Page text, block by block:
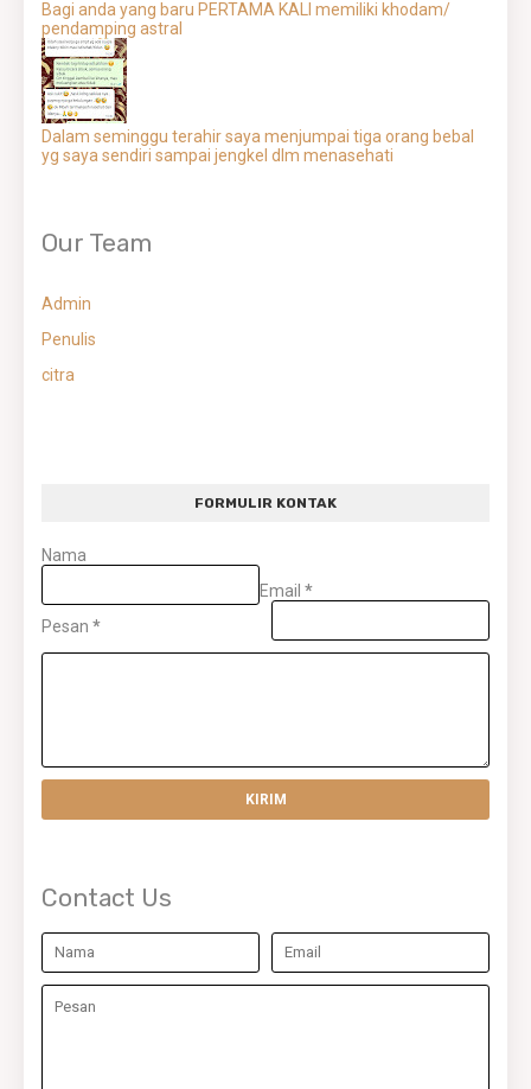
Bagi anda yang baru PERTAMA KALI memiliki khodam/
pendamping astral
Dalam seminggu terahir saya menjumpai tiga orang bebal
yg saya sendiri sampai jengkel dlm menasehati
Our Team
Admin
Penulis
citra
FORMULIR KONTAK
Nama
Email *
Pesan *
Contact Us